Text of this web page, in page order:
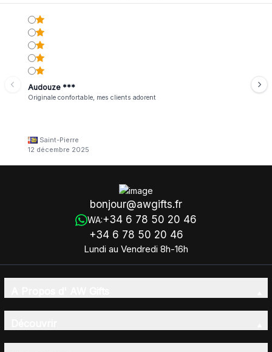
Audouze ***
Originale confortable, mes clients adorent
Saint-Pierre
12 décembre 2025
bonjour@awgifts.fr
WA:+34 6 78 50 20 46
+34 6 78 50 20 46
Lundi au Vendredi 8h-16h